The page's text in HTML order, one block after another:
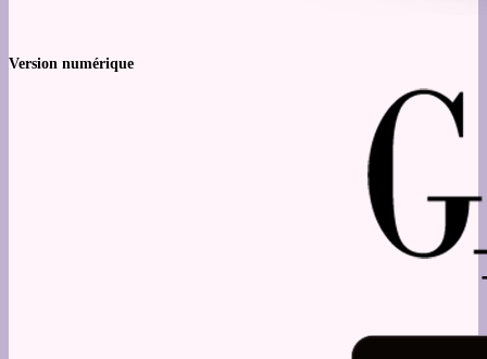
Version numérique